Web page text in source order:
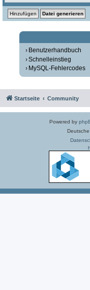
Benutzerhandbuch
Schnelleinstieg
MySQL-Fehlercodes
Startseite Community
Powered by